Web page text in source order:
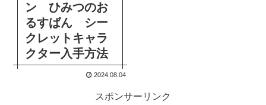
ン ひみつのお
るすばん シー
クレットキャラ
クター入手方法
2024.08.04
スポンサーリンク